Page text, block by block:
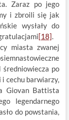
Zaraz po jego
i zbroili się jak
wysłały do
[18].
miasta zwanej
po
cechu barwiarzy,
Giovan Battista
legendarnego
do powstania,